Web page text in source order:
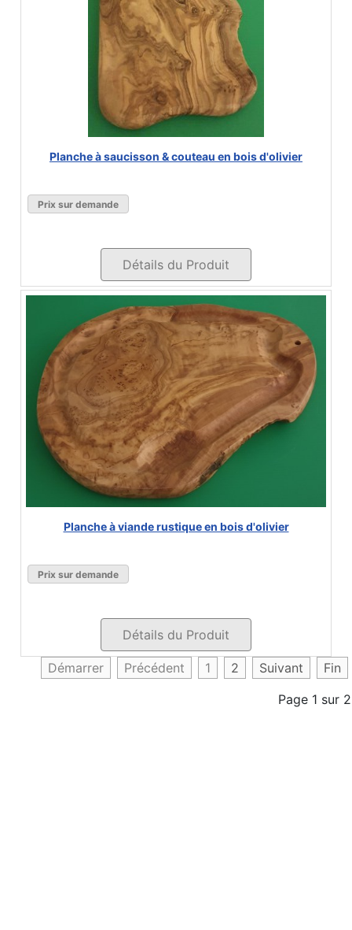
Planche à saucisson & couteau en bois d'olivier
Prix sur demande
Détails du Produit
Planche à viande rustique en bois d'olivier
Prix sur demande
Détails du Produit
Démarrer Précédent 1 2 Suivant
Fin
Page 1 sur 2